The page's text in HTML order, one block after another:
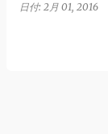
日付: 2月 01, 2016